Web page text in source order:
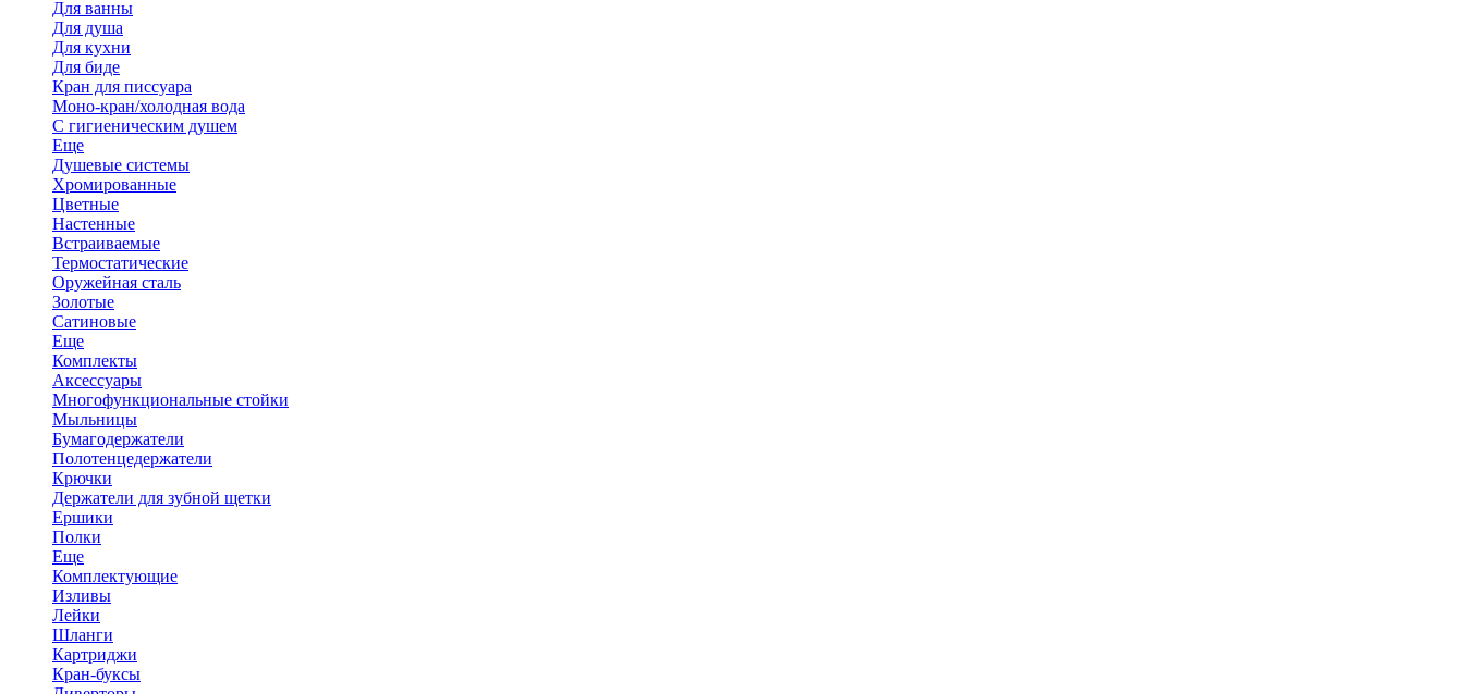
Для ванны
Для душа
Для кухни
Для биде
Кран для писсуара
Моно-кран/холодная вода
С гигиеническим душем
Еще
Душевые системы
Хромированные
Цветные
Настенные
Встраиваемые
Термостатические
Оружейная сталь
Золотые
Сатиновые
Еще
Комплекты
Аксессуары
Многофункциональные стойки
Мыльницы
Бумагодержатели
Полотенцедержатели
Крючки
Держатели для зубной щетки
Ершики
Полки
Еще
Комплектующие
Изливы
Лейки
Шланги
Картриджи
Кран-буксы